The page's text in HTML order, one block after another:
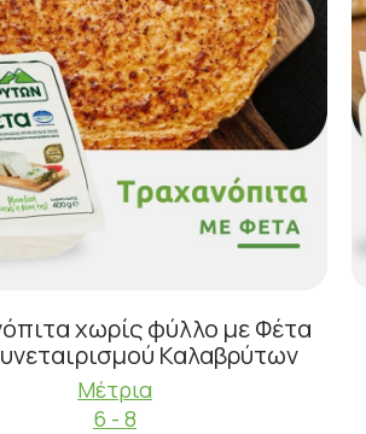
χωρίς φύλλο με Φέτα
Καλαβρύτων
Μέτρια
6 - 8